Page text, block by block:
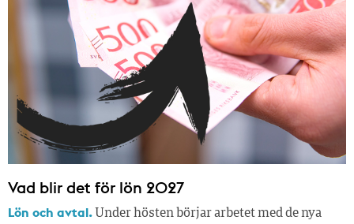
Vad blir det för lön 2027
Lön och avtal. Under hösten börjar arbetet med de nya